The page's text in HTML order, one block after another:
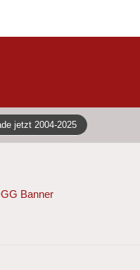
jetzt 2004-2025